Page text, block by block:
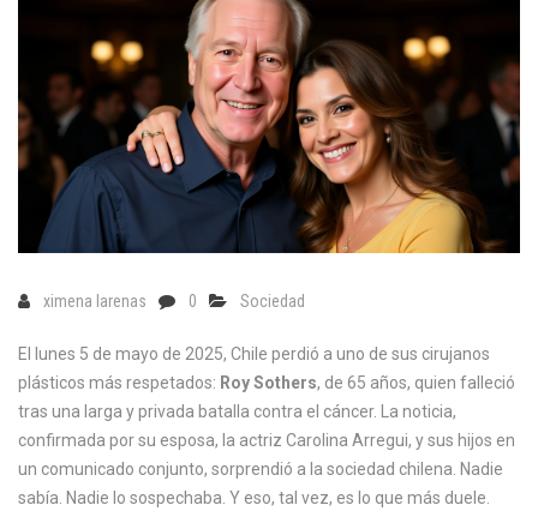
ximena larenas 0 Sociedad
El lunes 5 de mayo de 2025, Chile perdió a uno de sus cirujanos
plásticos más respetados: Roy Sothers, de 65 años, quien falleció
tras una larga y privada batalla contra el cáncer. La noticia,
confirmada por su esposa, la actriz Carolina Arregui, y sus hijos en
un comunicado conjunto, sorprendió a la sociedad chilena. Nadie
sabía. Nadie lo sospechaba. Y eso, tal vez, es lo que más duele.